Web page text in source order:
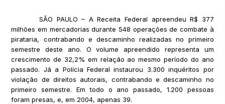
SÃO PAULO – A Receita Federal apreendeu R$ 377
milhões em mercadorias durante 548 operações de combate à
pirataria, contrabando e descaminho realizadas no primeiro
semestre deste ano. O volume apreendido representa um
crescimento de 32,2% em relação ao mesmo período do ano
passado. Já a Polícia Federal instaurou 3.300 inquéritos por
violação de direitos autorais, contrabando e descaminho no
primeiro semestre. Em todo o ano passado, 1.200 pessoas
foram presas, e, em 2004, apenas 39.